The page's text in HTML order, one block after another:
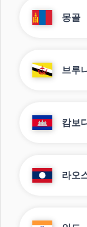
몽골
브루
캄보
라오